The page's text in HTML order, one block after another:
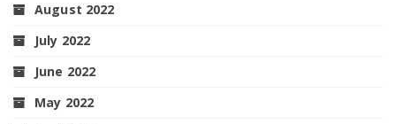
August 2022
July 2022
June 2022
May 2022